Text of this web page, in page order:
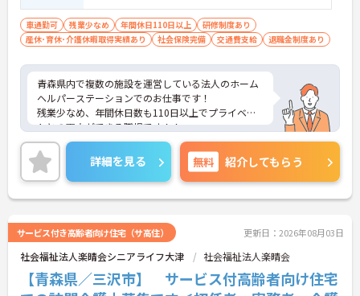
車通勤可 残業少なめ 年間休日110日以上
研修制度あり
産休･育休･介護休暇取得実績あり
社会保険完備 交通費支給 退職金制度あり
青森県内で複数の施設を運営している法人のホーム
ヘルパーステーションでのお仕事です！
残業少なめ、年間休日数も110日以上でプライベー
トとの両立ができる職場です！！
面接のポイントなど、さらに詳細をお話致しますの
でお気軽にご相談ください。
詳細を見る 無料 紹介してもらう
サービス付き高齢者向け住宅（サ高住） 更新日：2026年08月03日
社会福祉法人楽晴会シニアライフ大津 社会福祉法人楽晴会
【青森県／三沢市】 サービス付高齢者向け住宅